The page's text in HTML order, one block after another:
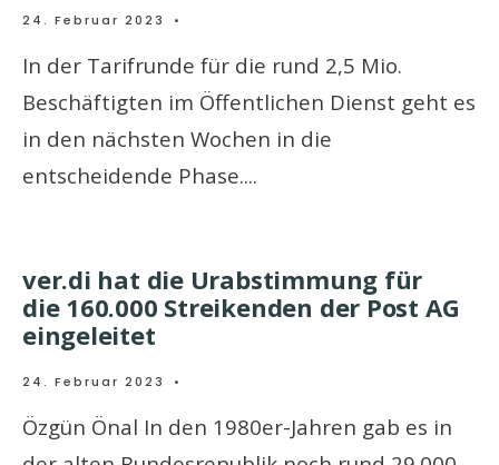
24. Februar 2023 •
In der Tarifrunde für die rund 2,5 Mio.
Beschäftigten im Öffentlichen Dienst geht es
in den nächsten Wochen in die
entscheidende Phase....
ver.di hat die Urabstimmung für
die 160.000 Streikenden der Post AG
eingeleitet
24. Februar 2023 •
Özgün Önal In den 1980er-Jahren gab es in